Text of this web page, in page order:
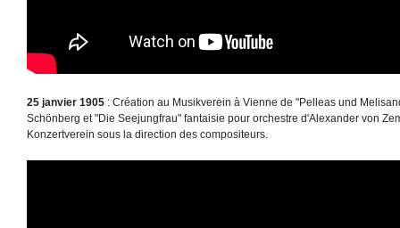
25 janvier 1905 : Création au Musikverein à Vienne de "Pelleas und
Schönberg et "Die Seejungfrau" fantaisie pour orchestre d'Alexander von
Konzertverein sous la direction des compositeurs.